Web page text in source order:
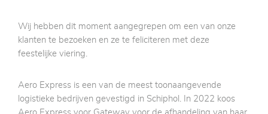
Wij hebben dit moment aangegrepen om een van onze
klanten te bezoeken en ze te feliciteren met deze
feestelijke viering.
Aero Express is een van de meest toonaangevende
logistieke bedrijven gevestigd in Schiphol. In 2022 koos